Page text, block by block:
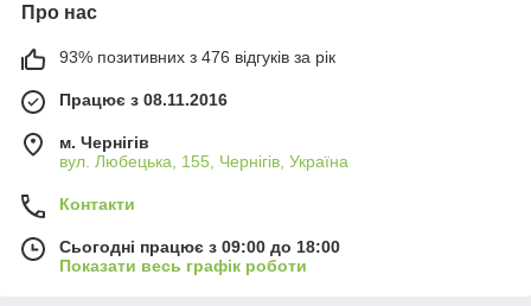
Про нас
93% позитивних з 476 відгуків за рік
Працює з 08.11.2016
м. Чернігів
вул. Любецька, 155, Чернігів, Україна
Контакти
Сьогодні працює з 09:00 до 18:00
Показати весь графік роботи